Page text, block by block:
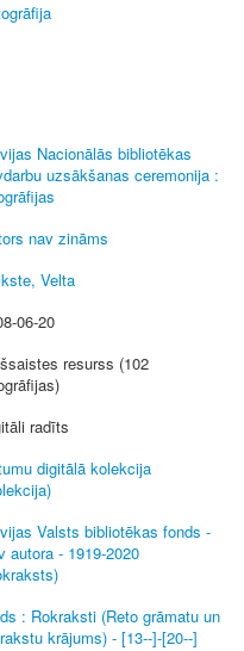
Nacionālās bibliotēkas
uzsākšanas ceremonija :
nav zināms
Velta
06-20
resurss (102
radīts
digitālā kolekcija
Valsts bibliotēkas fonds -
autora - 1919-2020
: Rokraksti (Reto grāmatu un
krājums) - [13--]-[20--]